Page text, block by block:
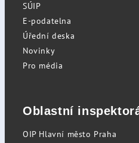
SÚIP
E-podatelna
Úřední deska
Novinky
Pro média
Oblastní
OIP Hlavní město Praha